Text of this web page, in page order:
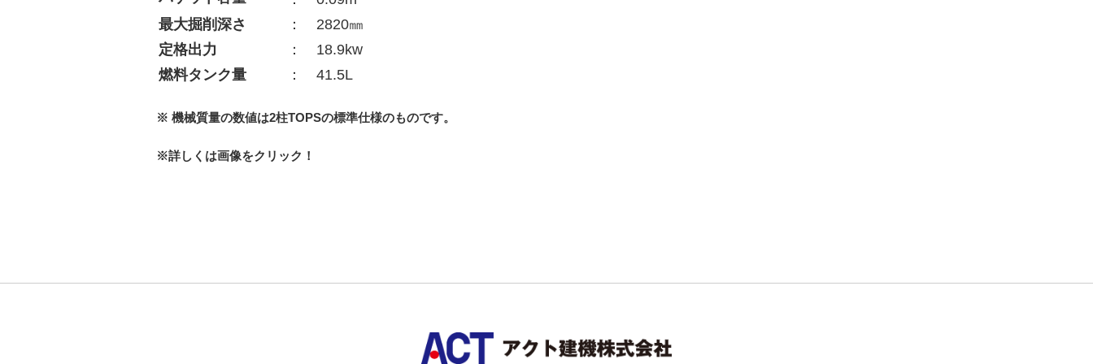
最大掘削深さ
： 2820㎜
定格出力
： 18.9kw
燃料タンク量
： 41.5L
※ 機械質量の数値は2柱TOPSの標準仕様のものです。
※詳しくは画像をクリック！